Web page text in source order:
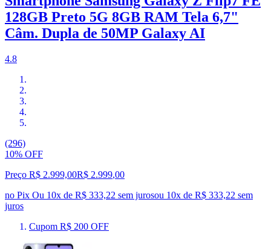
128GB Preto 5G 8GB RAM Tela 6,7"
Câm. Dupla de 50MP Galaxy AI
4.8
(296)
10% OFF
Preço R$ 2.999,00R$ 2.999,00
no Pix Ou 10x de R$ 333,22 sem jurosou 10x de R$ 333,22 sem
juros
Cupom R$ 200 OFF